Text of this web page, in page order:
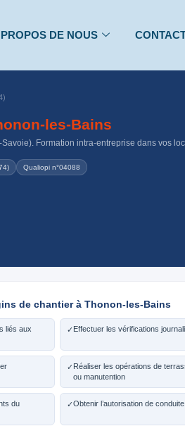
DE NOUS
les-Bains
Formation intra-entreprise dans vos
Qualiopi n°04088
de chantier à Thonon-les-Bains
liés aux
✓Effectuer les vérifications
✓Réaliser les opérations de
ou manutention
du
✓Obtenir l’autorisation de